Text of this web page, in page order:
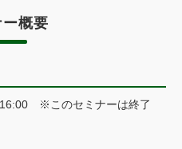
概要
※このセミナーは終了